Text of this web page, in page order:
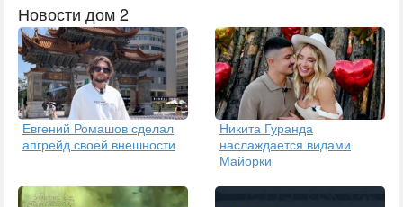
Новости дом 2
Евгений Ромашов сделал
апгрейд своей внешности
Никита Гуранда
наслаждается видами
Майорки